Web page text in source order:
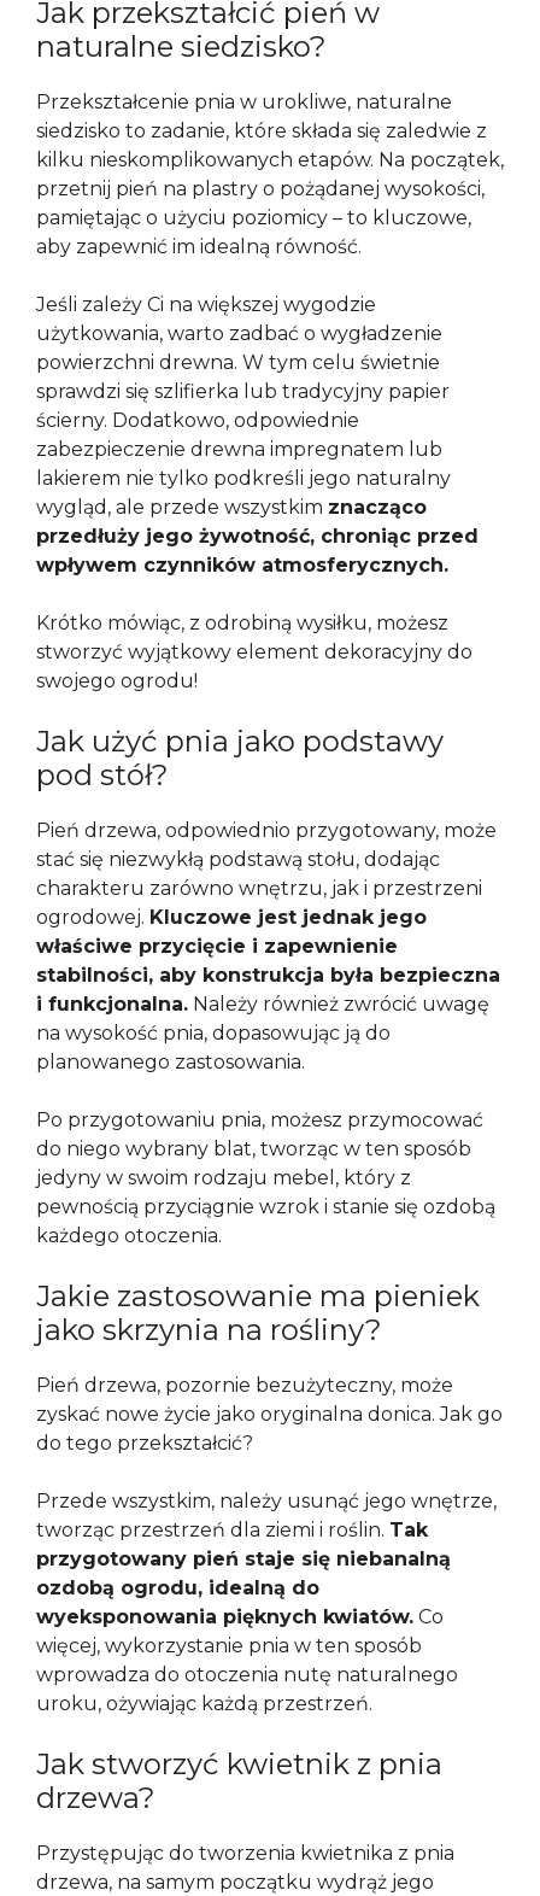
Jak przekształcić pień w
naturalne siedzisko?
Przekształcenie pnia w urokliwe, naturalne
siedzisko to zadanie, które składa się zaledwie z
kilku nieskomplikowanych etapów. Na początek,
przetnij pień na plastry o pożądanej wysokości,
pamiętając o użyciu poziomicy – to kluczowe,
aby zapewnić im idealną równość.
Jeśli zależy Ci na większej wygodzie
użytkowania, warto zadbać o wygładzenie
powierzchni drewna. W tym celu świetnie
sprawdzi się szlifierka lub tradycyjny papier
ścierny. Dodatkowo, odpowiednie
zabezpieczenie drewna impregnatem lub
lakierem nie tylko podkreśli jego naturalny
wygląd, ale przede wszystkim znacząco
przedłuży jego żywotność, chroniąc przed
wpływem czynników atmosferycznych.
Krótko mówiąc, z odrobiną wysiłku, możesz
stworzyć wyjątkowy element dekoracyjny do
swojego ogrodu!
Jak użyć pnia jako podstawy
pod stół?
Pień drzewa, odpowiednio przygotowany, może
stać się niezwykłą podstawą stołu, dodając
charakteru zarówno wnętrzu, jak i przestrzeni
ogrodowej. Kluczowe jest jednak jego
właściwe przycięcie i zapewnienie
stabilności, aby konstrukcja była bezpieczna
i funkcjonalna. Należy również zwrócić uwagę
na wysokość pnia, dopasowując ją do
planowanego zastosowania.
Po przygotowaniu pnia, możesz przymocować
do niego wybrany blat, tworząc w ten sposób
jedyny w swoim rodzaju mebel, który z
pewnością przyciągnie wzrok i stanie się ozdobą
każdego otoczenia.
Jakie zastosowanie ma pieniek
jako skrzynia na rośliny?
Pień drzewa, pozornie bezużyteczny, może
zyskać nowe życie jako oryginalna donica. Jak go
do tego przekształcić?
Przede wszystkim, należy usunąć jego wnętrze,
tworząc przestrzeń dla ziemi i roślin. Tak
przygotowany pień staje się niebanalną
ozdobą ogrodu, idealną do
wyeksponowania pięknych kwiatów. Co
więcej, wykorzystanie pnia w ten sposób
wprowadza do otoczenia nutę naturalnego
uroku, ożywiając każdą przestrzeń.
Jak stworzyć kwietnik z pnia
drzewa?
Przystępując do tworzenia kwietnika z pnia
drzewa, na samym początku wydrąż jego